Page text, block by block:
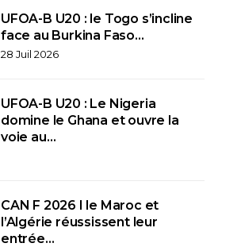
UFOA-B U20 : le Togo s’incline
face au Burkina Faso…
28 Juil 2026
UFOA-B U20 : Le Nigeria
domine le Ghana et ouvre la
voie au…
CAN F 2026 I le Maroc et
l’Algérie réussissent leur
entrée…